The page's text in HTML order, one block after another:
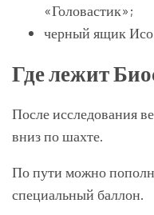
«Головастик»;
черный ящик
Где лежит
После исследования
вниз по шахте.
По пути можно
специальный баллон.